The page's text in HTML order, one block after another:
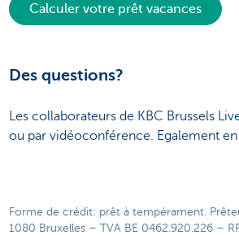
Calculer votre prêt vacances
Des questions?
Les collaborateurs de KBC Brussels
ou par vidéoconférence. Egalement
Forme de crédit: prêt à tempérament.
1080 Bruxelles – TVA BE 0462.920.226 –